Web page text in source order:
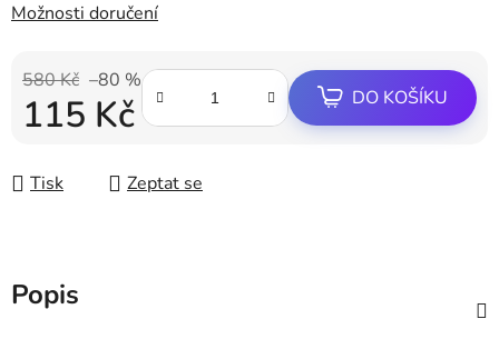
Možnosti doručení
580 Kč –80 %
115 Kč DO KOŠÍKU
Tisk Zeptat se
Popis